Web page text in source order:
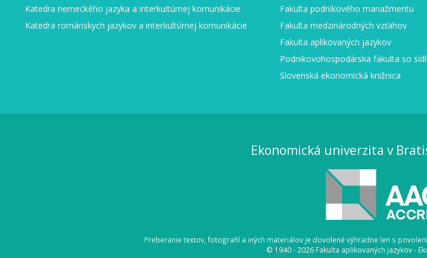
Katedra nemeckého jazyka a interkultúrnej komunikácie
Katedra románskych jazykov a interkultúrnej komunikácie
Fakulta podnikového manažmentu
Fakulta medzinárodných vzťahov
Fakulta aplikovaných jazykov
Podnikovohospodárska fakulta so
Slovenská ekonomická knižnica
Ekonomická univerzita v
Preberanie textov, fotografií a iných materiálov je dovolené výhradne len s
© 1940 - 2026 Fakulta aplikovaných jazykov -